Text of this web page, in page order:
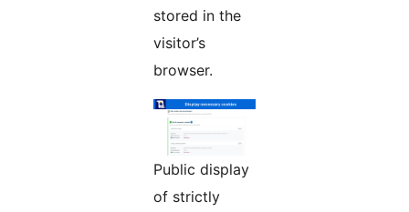
stored in the
visitor’s
browser.
Public display
of strictly